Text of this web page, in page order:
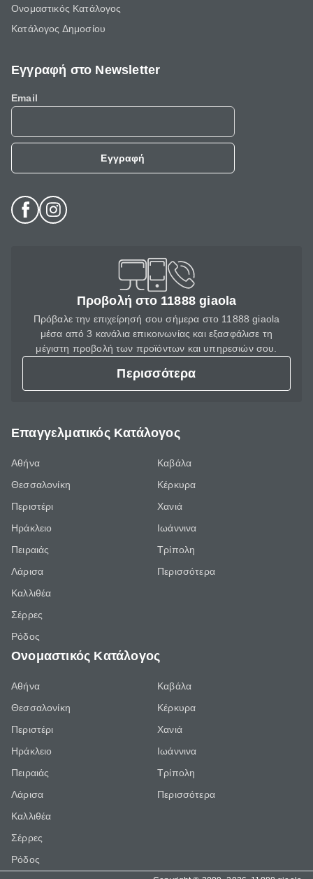
Ονομαστικός Κατάλογος
Κατάλογος Δημοσίου
Εγγραφή στο Newsletter
Email
Εγγραφή
Προβολή στο 11888 giaola
Πρόβαλε την επιχείρησή σου σήμερα στο 11888 giaola
μέσα από 3 κανάλια επικοινωνίας και εξασφάλισε τη
μέγιστη προβολή των προϊόντων και υπηρεσιών σου.
Περισσότερα
Επαγγελματικός Κατάλογος
Αθήνα
Θεσσαλονίκη
Περιστέρι
Ηράκλειο
Πειραιάς
Λάρισα
Καλλιθέα
Σέρρες
Ρόδος
Καβάλα
Κέρκυρα
Χανιά
Ιωάννινα
Τρίπολη
Περισσότερα
Ονομαστικός Κατάλογος
Αθήνα
Θεσσαλονίκη
Περιστέρι
Ηράκλειο
Πειραιάς
Λάρισα
Καλλιθέα
Σέρρες
Ρόδος
Καβάλα
Κέρκυρα
Χανιά
Ιωάννινα
Τρίπολη
Περισσότερα